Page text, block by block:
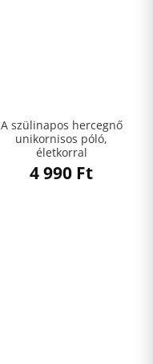
A szülinapos hercegnő
unikornisos póló,
életkorral
4 990 Ft